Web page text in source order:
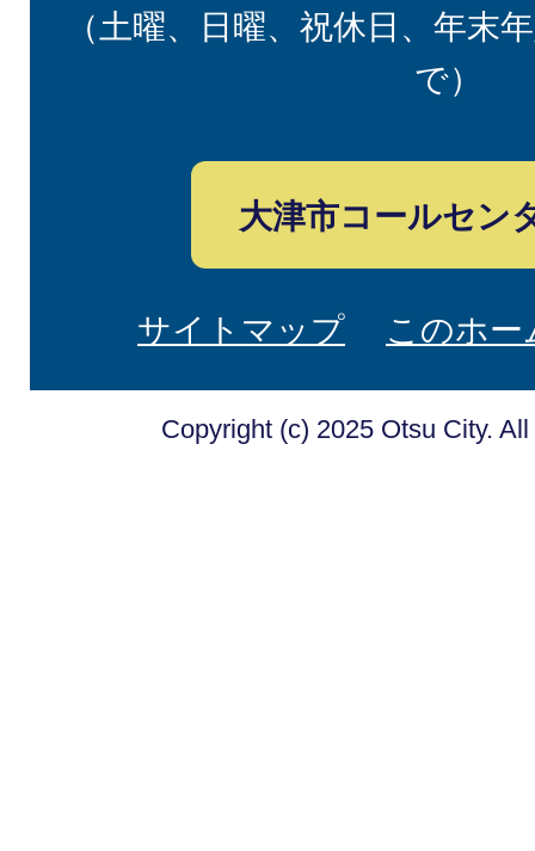
（土曜、日曜、祝休日、年末
で）
大津市コールセン
サイトマップ このホ
Copyright (c) 2025 Otsu City.